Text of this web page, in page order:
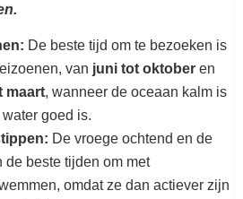
De beste tijd om te bezoeken is
van juni tot oktober en
maart, wanneer de oceaan kalm is
goed is.
De vroege ochtend en de
de beste tijden om met
omdat ze dan actiever zijn